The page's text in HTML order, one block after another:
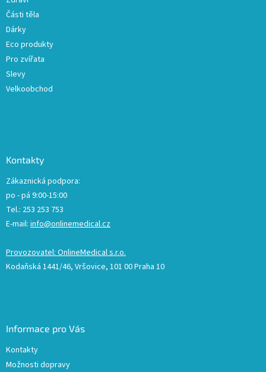
Části těla
Dárky
Eco produkty
Pro zvířata
Slevy
Velkoobchod
Kontakty
Zákaznická podpora:
po - pá 9:00-15:00
Tel.: 253 253 753
E-mail: info@onlinemedical.cz
Provozovatel: OnlineMedical s.r.o.
Kodaňská 1441/46, Vršovice, 101 00 Praha 10
Informace pro Vás
Kontakty
Možnosti dopravy